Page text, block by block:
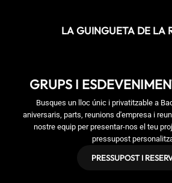
LA GUINGUETA DE LA
GRUPS I
Busques un lloc únic i privatitzable a
aniversaris, parts, reunions d'empresa i
nostre equip per presentar-nos el teu
pressupost
PRESSUPOST I